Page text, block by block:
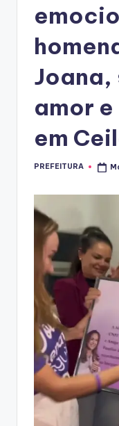
Joana,
amor
em
Posted
PREFEITURA